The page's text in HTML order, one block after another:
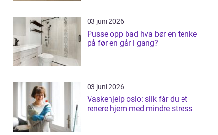
03 juni 2026
Pusse opp bad hva bør en tenke
på før en går i gang?
03 juni 2026
Vaskehjelp oslo: slik får du et
renere hjem med mindre stress